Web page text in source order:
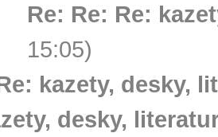
Re: Re: Re:
15:05)
kazety, desky,
desky,